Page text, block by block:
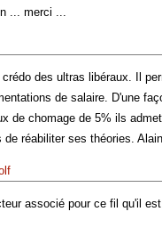
... merci ...
des ultras libéraux. Il
de salaire. D'une
de chomage de 5% ils
réabiliter ses théories.
associé pour ce fil qu'il